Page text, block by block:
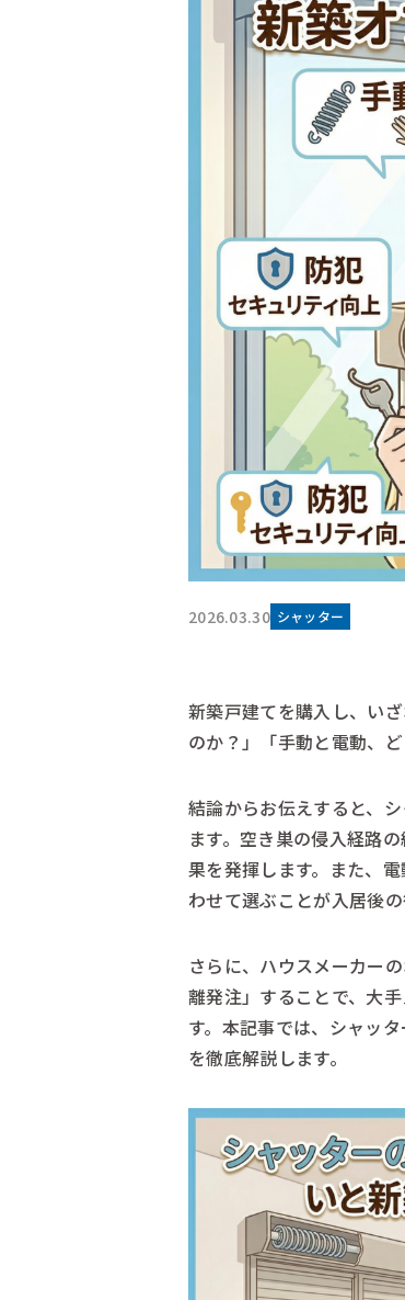
2026.03.30 シャッター
新築戸建てを購入し、い
のか？」「手動と電動、
結論からお伝えすると、
ます。空き巣の侵入経路
果を発揮します。また、
わせて選ぶことが入居後
さらに、ハウスメーカー
離発注」することで、大
す。本記事では、シャッ
を徹底解説します。